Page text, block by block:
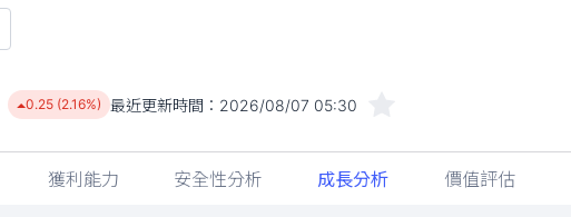
0.25 (2.16%) 最近更新時間： 2026/08/07 05:30
獲利能力 安全性分析 成長分析 價值評估